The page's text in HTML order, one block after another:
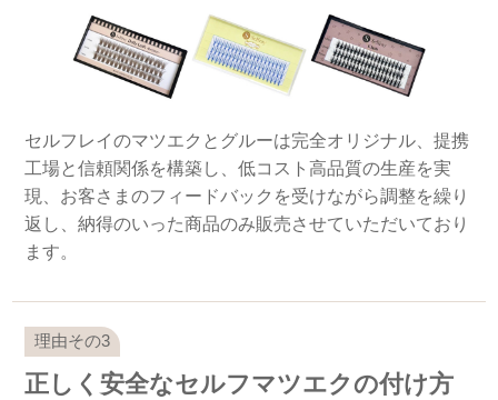
セルフレイのマツエクとグルーは完全オリジナル、提携
工場と信頼関係を構築し、低コスト高品質の生産を実
現、お客さまのフィードバックを受けながら調整を繰り
返し、納得のいった商品のみ販売させていただいており
ます。
正しく安全なセルフマツエクの付け方